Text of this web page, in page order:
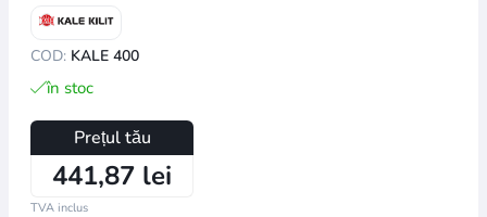
COD: KALE 400
în stoc
Prețul tău
441,87 lei
TVA inclus